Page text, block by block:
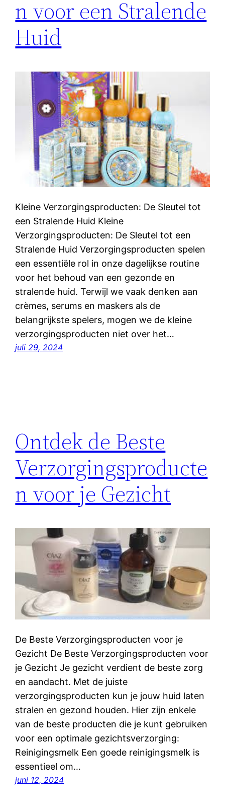
n voor een Stralende
Huid
Kleine Verzorgingsproducten: De Sleutel tot
een Stralende Huid Kleine
Verzorgingsproducten: De Sleutel tot een
Stralende Huid Verzorgingsproducten spelen
een essentiële rol in onze dagelijkse routine
voor het behoud van een gezonde en
stralende huid. Terwijl we vaak denken aan
crèmes, serums en maskers als de
belangrijkste spelers, mogen we de kleine
verzorgingsproducten niet over het…
juli 29, 2024
Ontdek de Beste
Verzorgingsproducte
n voor je Gezicht
De Beste Verzorgingsproducten voor je
Gezicht De Beste Verzorgingsproducten voor
je Gezicht Je gezicht verdient de beste zorg
en aandacht. Met de juiste
verzorgingsproducten kun je jouw huid laten
stralen en gezond houden. Hier zijn enkele
van de beste producten die je kunt gebruiken
voor een optimale gezichtsverzorging:
Reinigingsmelk Een goede reinigingsmelk is
essentieel om…
juni 12, 2024